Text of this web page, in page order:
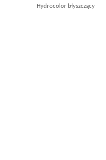
Hydrocolor błyszczący